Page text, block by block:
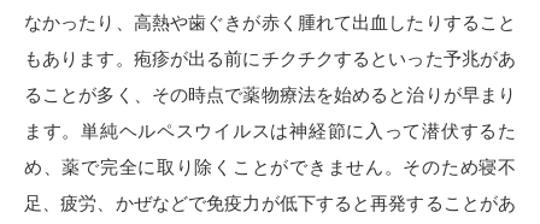
なかったり、高熱や歯ぐきが赤く腫れて出血したりすること
もあります。疱疹が出る前にチクチクするといった予兆があ
ることが多く、その時点で薬物療法を始めると治りが早まり
ます。単純ヘルペスウイルスは神経節に入って潜伏するた
め、薬で完全に取り除くことができません。そのため寝不
足、疲労、かぜなどで免疫力が低下すると再発することがあ